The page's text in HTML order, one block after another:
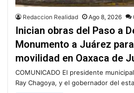
Redaccion Realidad Ago 8, 2026
Inician obras del Paso a
Monumento a Juárez
movilidad en Oaxaca de
COMUNICADO El presidente
Ray Chagoya, y el gobernador del